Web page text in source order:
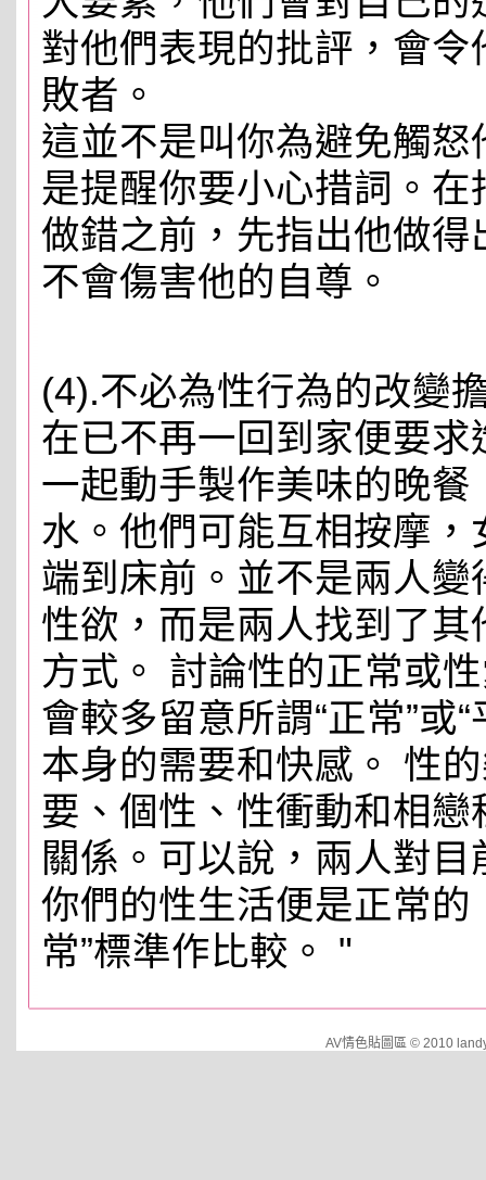
對他們表現的批評，會
敗者。
這並不是叫你為避免觸
是提醒你要小心措詞。
做錯之前，先指出他做得
不會傷害他的自尊。
(4).不必為性行為的改變
在已不再一回到家便要
一起動手製作美味的晚
水。他們可能互相按摩
端到床前。並不是兩人
性欲，而是兩人找到了
方式。 討論性的正常或
會較多留意所謂“正常”或
本身的需要和快感。 性
要、個性、性衝動和相
關係。可以說，兩人對
你們的性生活便是正常的
常”標準作比較。 "
AV情色貼圖區 © 2010